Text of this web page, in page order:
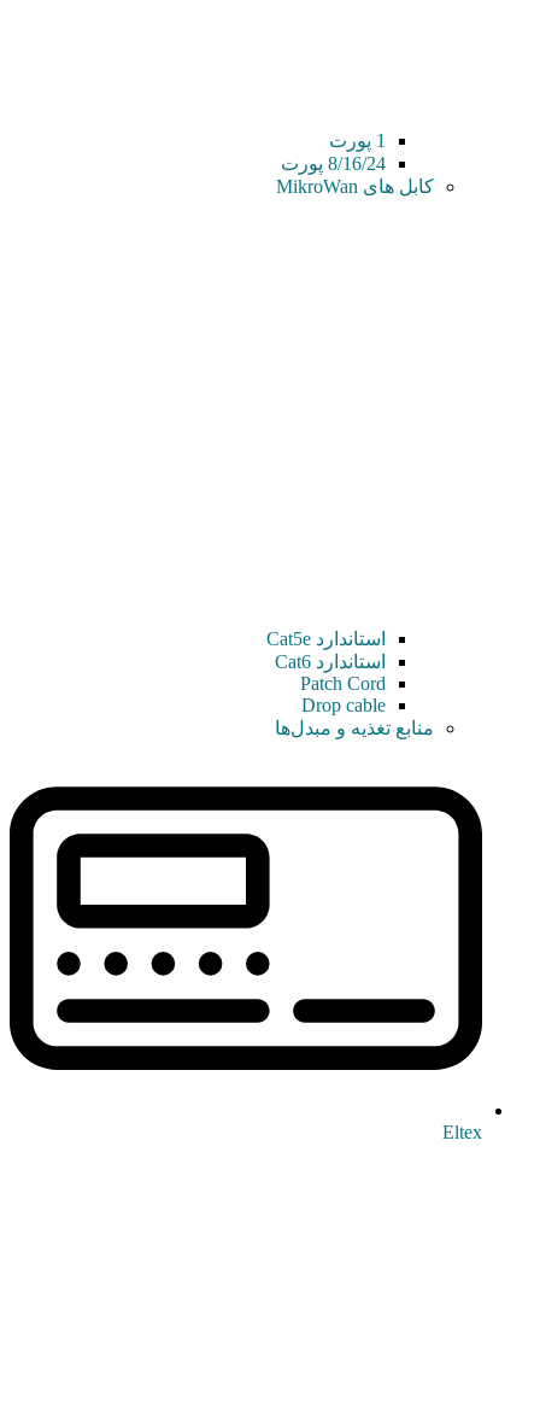
1 پورت
8/16/24 پورت
کابل های MikroWan
استاندارد Cat5e
استاندارد Cat6
Patch Cord
Drop cable
منابع تغذیه و مبدل‌ها
Eltex